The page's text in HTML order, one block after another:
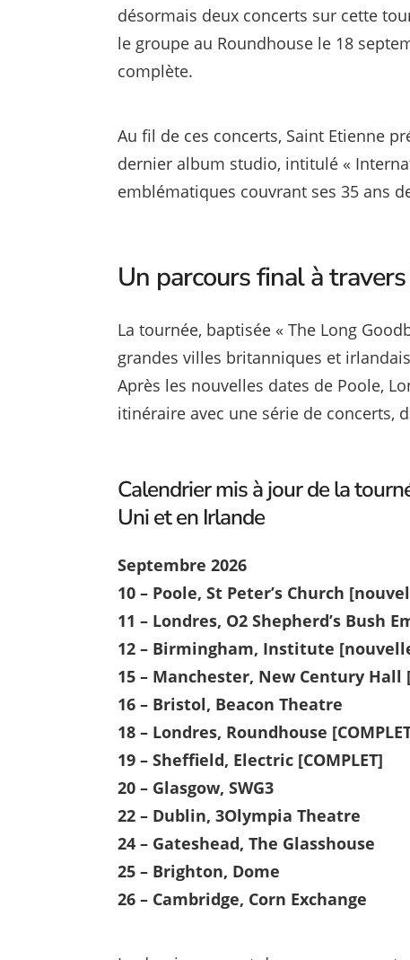
désormais deux concerts sur cette
le groupe au Roundhouse le 18
complète.
Au fil de ces concerts, Saint Etienne
dernier album studio, intitulé «
emblématiques couvrant ses 35 ans
Un parcours final à
La tournée, baptisée « The Long
grandes villes britanniques et
Après les nouvelles dates de Poole,
itinéraire avec une série de concerts,
Calendrier mis à jour de la
Uni et en Irlande
Septembre 2026
10 – Poole, St Peter’s Church
11 – Londres, O2 Shepherd’s Bush
12 – Birmingham, Institute
15 – Manchester, New Century Hall
16 – Bristol, Beacon Theatre
18 – Londres, Roundhouse
19 – Sheffield, Electric [COMPLET]
20 – Glasgow, SWG3
22 – Dublin, 3Olympia Theatre
24 – Gateshead, The Glasshouse
25 – Brighton, Dome
26 – Cambridge, Corn Exchange